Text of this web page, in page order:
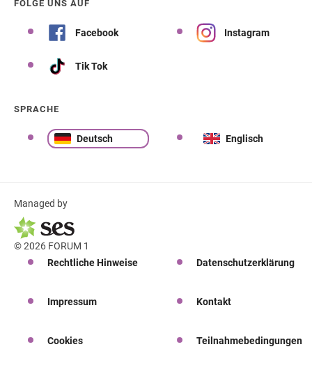
FOLGE UNS AUF
Facebook Instagram
Tik Tok
SPRACHE
Deutsch Englisch
Managed by
© 2026 FORUM 1
Rechtliche Hinweise
Datenschutzerklärung
Impressum Kontakt
Cookies Teilnahmebedingungen